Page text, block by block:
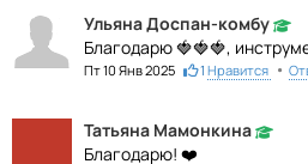
Ульяна Доспан-комбу
Благодарю 🍓🍓🍓,
Пт 10 Янв 2025 1 Нравится •
Татьяна Мамонкина
Благодарю! ❤️